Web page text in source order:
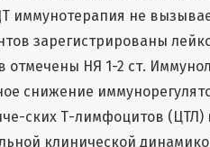
иммунотерапия не
зарегистрированы
отмечены НЯ 1-2 ст.
снижение
ских Т-лимфоцитов
клинической